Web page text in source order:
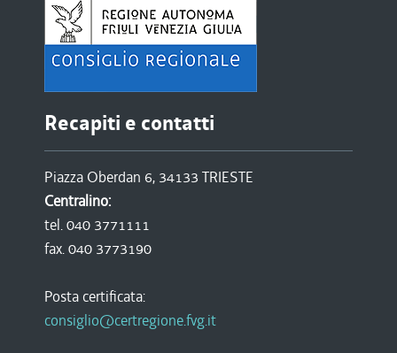
Recapiti e contatti
Piazza Oberdan 6, 34133 TRIESTE
Centralino:
tel. 040 3771111
fax. 040 3773190
Posta certificata:
consiglio@certregione.fvg.it